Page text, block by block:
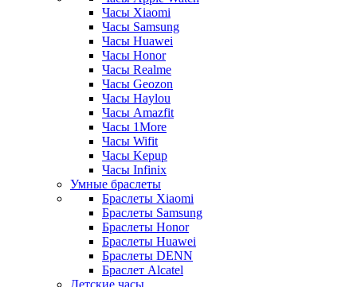
Часы Xiaomi
Часы Samsung
Часы Huawei
Часы Honor
Часы Realme
Часы Geozon
Часы Haylou
Часы Amazfit
Часы 1More
Часы Wifit
Часы Kepup
Часы Infinix
Умные браслеты
Браслеты Xiaomi
Браслеты Samsung
Браслеты Honor
Браслеты Huawei
Браслеты DENN
Браслет Alcatel
Детские часы